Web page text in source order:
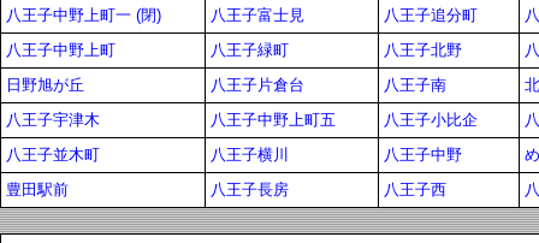
八王子中野上町一 (閉)
八王子富士見 八王子追分町
八王子中野上町
八王子緑町 八王子北野
日野旭が丘
八王子片倉台 八王子南
八王子宇津木
八王子中野上町五 八王子小比企
八王子並木町
八王子横川 八王子中野
豊田駅前
八王子長房 八王子西